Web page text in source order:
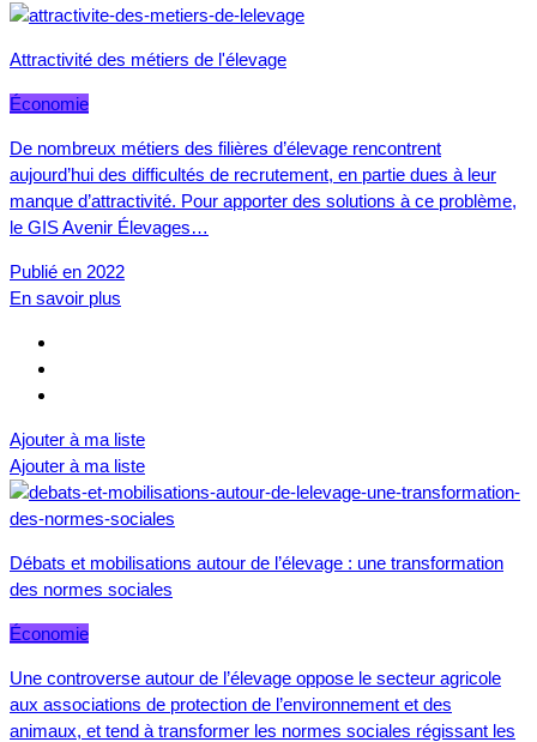
Attractivité des métiers de l'élevage
Économie
De nombreux métiers des filières d’élevage rencontrent
aujourd’hui des difficultés de recrutement, en partie dues à leur
manque d’attractivité. Pour apporter des solutions à ce problème,
le GIS Avenir Élevages…
Publié en 2022
En savoir plus
Ajouter à ma liste
Ajouter à ma liste
Débats et mobilisations autour de l’élevage : une transformation
des normes sociales
Économie
Une controverse autour de l’élevage oppose le secteur agricole
aux associations de protection de l’environnement et des
animaux, et tend à transformer les normes sociales régissant les